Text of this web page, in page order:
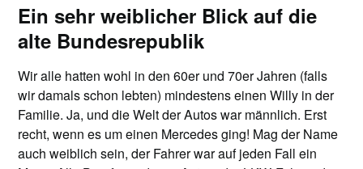
Ein sehr weiblicher Blick auf die
alte Bundesrepublik
Wir alle hatten wohl in den 60er und 70er Jahren (falls
wir damals schon lebten) mindestens einen Willy in der
Familie. Ja, und die Welt der Autos war männlich. Erst
recht, wenn es um einen Mercedes ging! Mag der Name
auch weiblich sein, der Fahrer war auf jeden Fall ein